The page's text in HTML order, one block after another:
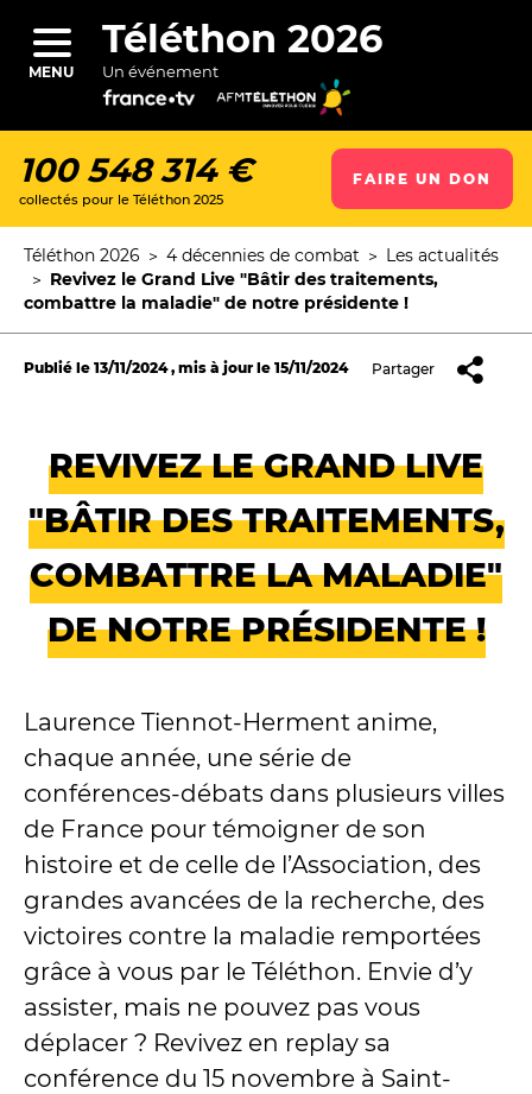
contenu
principal
MENU
Téléthon 2026
Un événement
100 548 314 €
collectés pour le Téléthon 2025
FAIRE UN DON
d'Ariane
Téléthon 2026 4 décennies de combat
Les actualités
Revivez le Grand Live "Bâtir des traitements,
combattre la maladie" de notre présidente !
Publié le 13/11/2024, mis à jour le 15/11/2024 Partager
REVIVEZ LE GRAND LIVE
"BÂTIR DES TRAITEMENTS,
COMBATTRE LA MALADIE"
DE NOTRE PRÉSIDENTE !
Laurence Tiennot-Herment anime,
chaque année, une série de
conférences-débats dans plusieurs villes
de France pour témoigner de son
histoire et de celle de l’Association, des
grandes avancées de la recherche, des
victoires contre la maladie remportées
grâce à vous par le Téléthon. Envie d’y
assister, mais ne pouvez pas vous
déplacer ? Revivez en replay sa
conférence du 15 novembre à Saint-